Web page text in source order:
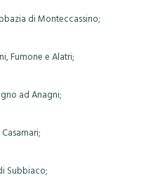
di Monteccassino;
Fumone e Alatri;
ad Anagni;
Subbiaco;